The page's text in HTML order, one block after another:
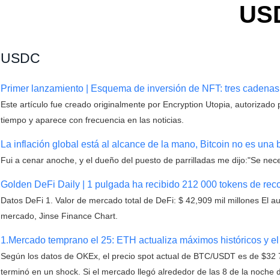
USDC
Primer lanzamiento | Esquema de inversión de NFT: tres
Este artículo fue creado originalmente por Encryption Utopia,
tiempo y aparece con frecuencia en las noticias.
La inflación global está al alcance de la mano, Bitcoin no es una
Fui a cenar anoche, y el dueño del puesto de parrilladas me dijo:"Se
Golden DeFi Daily | 1 pulgada ha recibido 212 000 tokens de
Datos DeFi 1. Valor de mercado total de DeFi: $ 42,909 mil millones El
mercado, Jinse Finance Chart.
1.Mercado temprano el 25: ETH actualiza máximos históricos y
Según los datos de OKEx, el precio spot actual de BTC/USDT es de
terminó en un shock. Si el mercado llegó alrededor de las 8 de la noche